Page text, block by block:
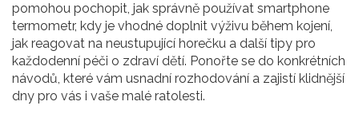
pomohou pochopit, jak správně používat smartphone
termometr, kdy je vhodné doplnit výživu během kojení,
jak reagovat na neustupující horečku a další tipy pro
každodenní péči o zdraví dětí. Ponořte se do konkrétních
návodů, které vám usnadní rozhodování a zajistí klidnější
dny pro vás i vaše malé ratolesti.